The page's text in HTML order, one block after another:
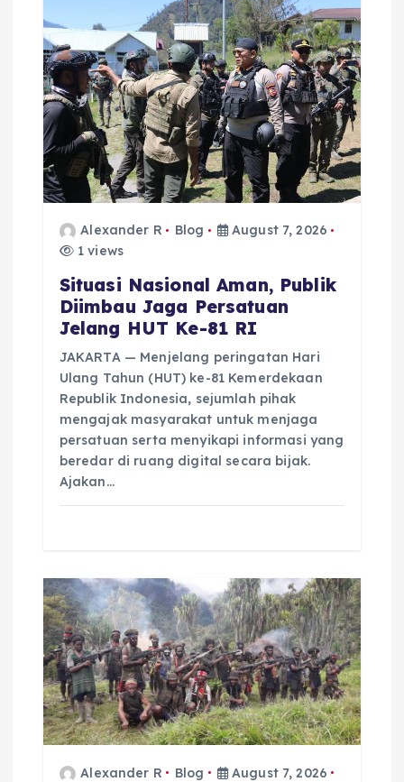
g
a
t
o
Alexander R Blog
August 7, 2026
1 views
Situasi Nasional Aman, Publik
Diimbau Jaga Persatuan
Jelang HUT Ke-81 RI
JAKARTA — Menjelang peringatan Hari
Ulang Tahun (HUT) ke-81 Kemerdekaan
Republik Indonesia, sejumlah pihak
mengajak masyarakat untuk menjaga
persatuan serta menyikapi informasi yang
beredar di ruang digital secara bijak.
Ajakan…
Alexander R Blog
August 7, 2026